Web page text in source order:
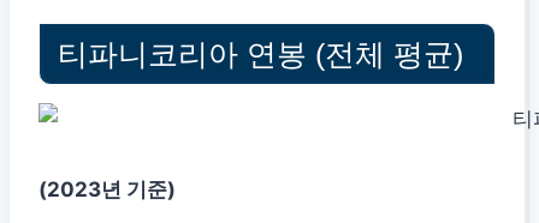
티파니코리아 연봉 (전체 평균)
(2023년 기준)